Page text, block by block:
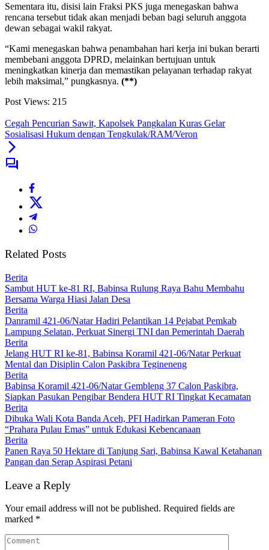
Sementara itu, disisi lain Fraksi PKS juga menegaskan bahwa
rencana tersebut tidak akan menjadi beban bagi seluruh anggota
dewan sebagai wakil rakyat.
“Kami menegaskan bahwa penambahan hari kerja ini bukan berarti
membebani anggota DPRD, melainkan bertujuan untuk
meningkatkan kinerja dan memastikan pelayanan terhadap rakyat
lebih maksimal,” pungkasnya. (**)
Post Views: 215
Cegah Pencurian Sawit, Kapolsek Pangkalan Kuras Gelar
Sosialisasi Hukum dengan Tengkulak/RAM/Veron
Related Posts
Berita
Sambut HUT ke-81 RI, Babinsa Rulung Raya Bahu Membahu
Bersama Warga Hiasi Jalan Desa
Berita
Danramil 421-06/Natar Hadiri Pelantikan 14 Pejabat Pemkab
Lampung Selatan, Perkuat Sinergi TNI dan Pemerintah Daerah
Berita
Jelang HUT RI ke-81, Babinsa Koramil 421-06/Natar Perkuat
Mental dan Disiplin Calon Paskibra Tegineneng
Berita
Babinsa Koramil 421-06/Natar Gembleng 37 Calon Paskibra,
Siapkan Pasukan Pengibar Bendera HUT RI Tingkat Kecamatan
Berita
Dibuka Wali Kota Banda Aceh, PFI Hadirkan Pameran Foto
“Prahara Pulau Emas” untuk Edukasi Kebencanaan
Berita
Panen Raya 50 Hektare di Tanjung Sari, Babinsa Kawal Ketahanan
Pangan dan Serap Aspirasi Petani
Leave a Reply
Your email address will not be published. Required fields are
marked *